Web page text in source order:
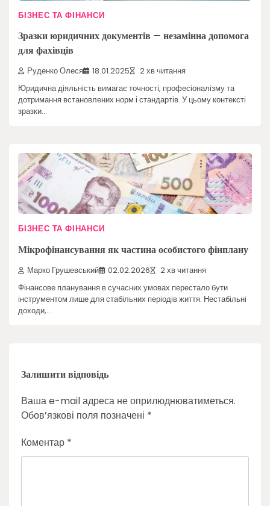
БІЗНЕС ТА ФІНАНСИ
Зразки юридичних документів – незамінна допомога
для фахівців
Руденко Олеся 18.01.2025 2 хв читання
Юридична діяльність вимагає точності, професіоналізму та
дотримання встановлених норм і стандартів. У цьому контексті
зразки…
БІЗНЕС ТА ФІНАНСИ
Мікрофінансування як частина особистого фінплану
Марко Грушевський 02.02.2026 2 хв читання
Фінансове планування в сучасних умовах перестало бути
інструментом лише для стабільних періодів життя. Нестабільні
доходи,…
Залишити відповідь
Ваша e-mail адреса не оприлюднюватиметься.
Обов’язкові поля позначені *
Коментар *